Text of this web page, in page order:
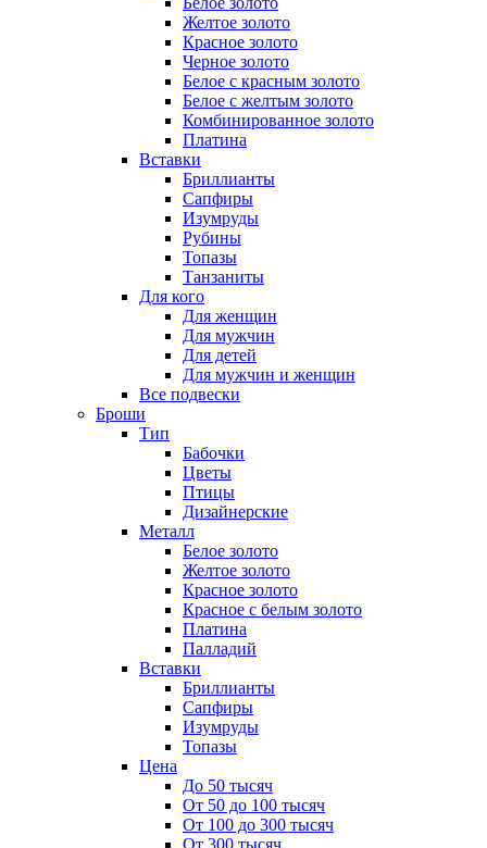
Желтое золото
Красное золото
Черное золото
Белое с красным золото
Белое с желтым золото
Комбинированное золото
Платина
Вставки
Бриллианты
Сапфиры
Изумруды
Рубины
Топазы
Танзаниты
Для кого
Для женщин
Для мужчин
Для детей
Для мужчин и женщин
Все подвески
Броши
Тип
Бабочки
Цветы
Птицы
Дизайнерские
Металл
Белое золото
Желтое золото
Красное золото
Красное с белым золото
Платина
Палладий
Вставки
Бриллианты
Сапфиры
Изумруды
Топазы
Цена
До 50 тысяч
От 50 до 100 тысяч
От 100 до 300 тысяч
От 300 тысяч